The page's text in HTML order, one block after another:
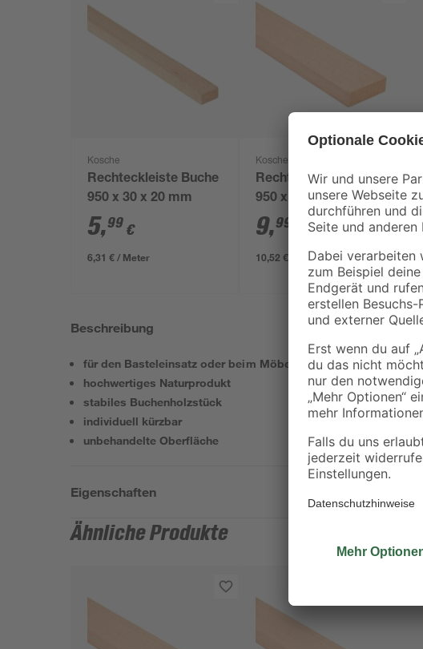
Kosche
Rechteckleiste Buche
950 x 30 x 20 mm
5,99 €
6,31 € / Meter
Kosche
Rechteckleiste Buche
950 x 60 x 20 mm
9,99
10,52 € / Meter
Beschreibung
für den Basteleinsatz oder beim Möbelbau geeignet
hochwertiges Naturprodukt
stabiles Buchenholzstück
individuell kürzbar
unbehandelte Oberfläche
Eigenschaften
Ähnliche Produkte